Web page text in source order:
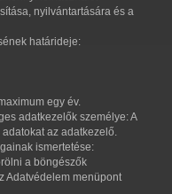
nyilvántartására és a
határideje:
egy év.
adatkezelők személye: A
az adatkezelő.
ismertetése:
a böngészők
Adatvédelem menüpont